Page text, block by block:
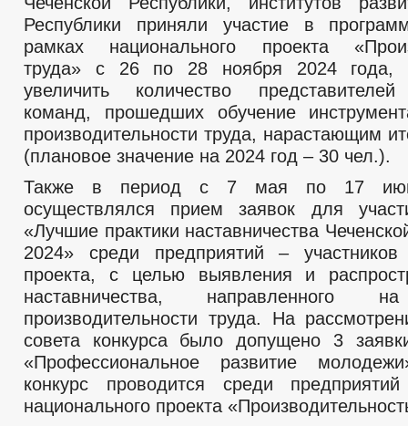
Республики приняли участие в
рамках национального проекта
труда» с 26 по 28 ноября 2024 года,
увеличить количество представителей
команд, прошедших обучение
производительности труда, нарастающим
(плановое значение на 2024 год – 30 чел.).
Также в период с 7 мая по 17
осуществлялся прием заявок для
«Лучшие практики наставничества
2024» среди предприятий – участников
проекта, с целью выявления и
наставничества, направленного
производительности труда. На
совета конкурса было допущено 3
«Профессиональное развитие
конкурс проводится среди
национального проекта